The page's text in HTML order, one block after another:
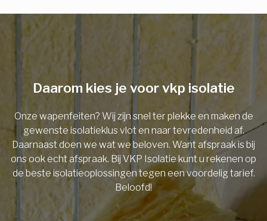
Daarom kies je voor vkp isolatie
Onze wapenfeiten? Wij zijn snel ter plekke en maken de
gewenste isolatieklus vlot en naar tevredenheid af.
Daarnaast doen we wat we beloven. Want afspraak is bij
ons ook echt afspraak. Bij VKP Isolatie kunt u rekenen op
de beste isolatieoplossingen tegen een voordelig tarief.
Beloofd!